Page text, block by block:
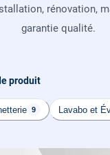
rénovation,
garantie qualité.
produit
9 Lavabo et